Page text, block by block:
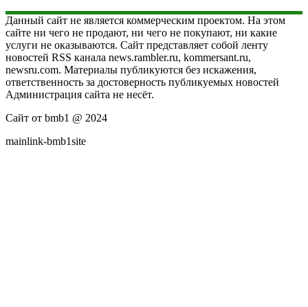
Данный сайт не является коммерческим проектом. На этом
сайте ни чего не продают, ни чего не покупают, ни какие
услуги не оказываются. Сайт представляет собой ленту
новостей RSS канала news.rambler.ru, kommersant.ru,
newsru.com. Материалы публикуются без искажения,
ответственность за достоверность публикуемых новостей
Администрация сайта не несёт.
Сайт от bmb1 @ 2024
mainlink-bmb1site